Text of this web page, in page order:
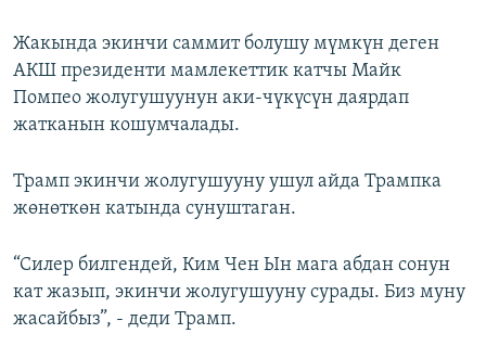
Жакында экинчи саммит болушу мүмкүн деген
АКШ президенти мамлекеттик катчы Майк
Помпео жолугушуунун аки-чүкүсүн даярдап
жатканын кошумчалады.
Трамп экинчи жолугушууну ушул айда Трампка
жөнөткөн катында сунуштаган.
“Силер билгендей, Ким Чен Ын мага абдан сонун
кат жазып, экинчи жолугушууну сурады. Биз муну
жасайбыз”, - деди Трамп.